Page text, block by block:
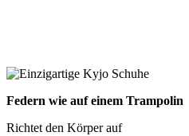
Federn wie auf einem Trampolin
Richtet den Körper auf